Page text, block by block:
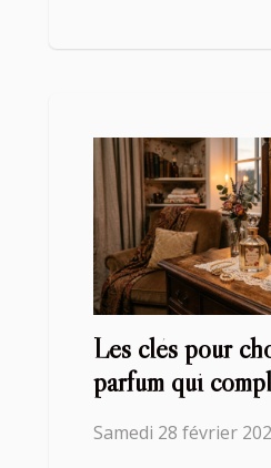
Les clés pour
parfum qui
Samedi 28 février